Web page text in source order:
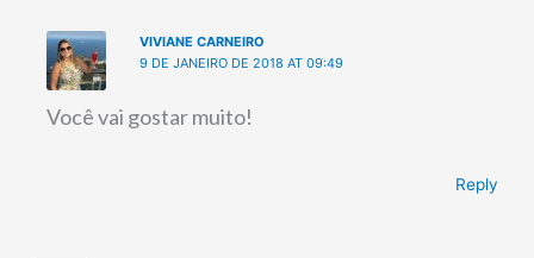
VIVIANE CARNEIRO
9 DE JANEIRO DE 2018 AT 09:49
Você vai gostar muito!
Reply